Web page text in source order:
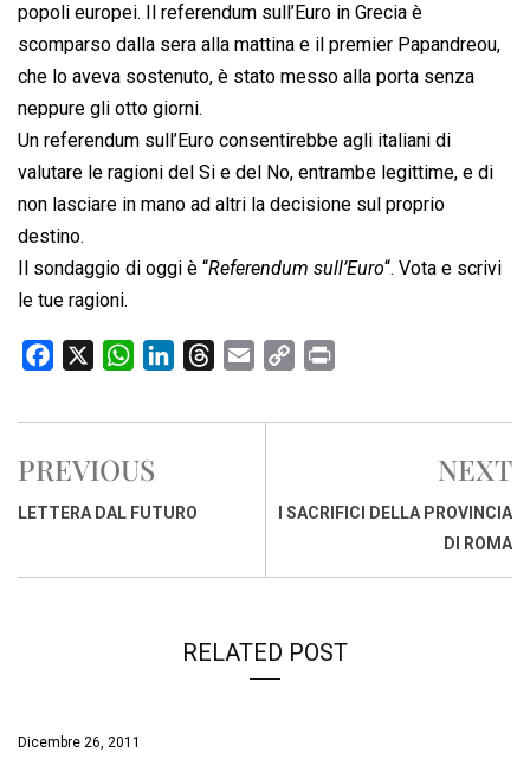
popoli europei. Il referendum sull’Euro in Grecia è
scomparso dalla sera alla mattina e il premier Papandreou,
che lo aveva sostenuto, è stato messo alla porta senza
neppure gli otto giorni.
Un referendum sull’Euro consentirebbe agli italiani di
valutare le ragioni del Si e del No, entrambe legittime, e di
non lasciare in mano ad altri la decisione sul proprio
destino.
Il sondaggio di oggi è “Referendum sull’Euro“. Vota e scrivi
le tue ragioni.
c
b
o
W
a
s
A
n
d
r
a
p
i
i
PREVIOUS
LETTERA DAL FUTURO
NEXT
I SACRIFICI DELLA PROVINCIA
DI ROMA
RELATED POST
Dicembre 26, 2011